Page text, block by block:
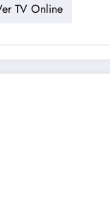
TV Online